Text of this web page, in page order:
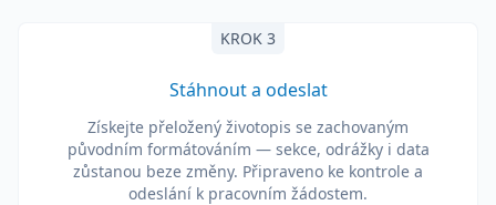
KROK 3
Stáhnout a odeslat
Získejte přeložený životopis se zachovaným
původním formátováním — sekce, odrážky i data
zůstanou beze změny. Připraveno ke kontrole a
odeslání k pracovním žádostem.